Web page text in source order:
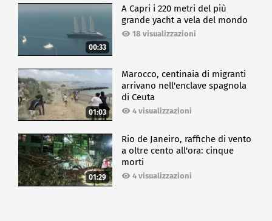
00:33
A Capri i 220 metri del più
grande yacht a vela del mondo
18 visualizzazioni
01:03
Marocco, centinaia di migranti
arrivano nell'enclave spagnola
di Ceuta
4 visualizzazioni
01:29
Rio de Janeiro, raffiche di vento
a oltre cento all'ora: cinque
morti
4 visualizzazioni